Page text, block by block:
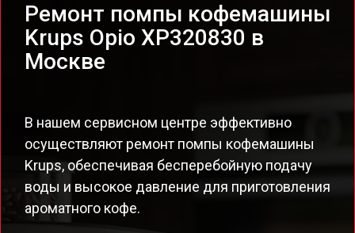
Ремонт помпы кофемашины
Krups Opio XP320830 в
Москве
В нашем сервисном центре эффективно
осуществляют ремонт помпы кофемашины
Krups, обеспечивая бесперебойную подачу
воды и высокое давление для приготовления
ароматного кофе.